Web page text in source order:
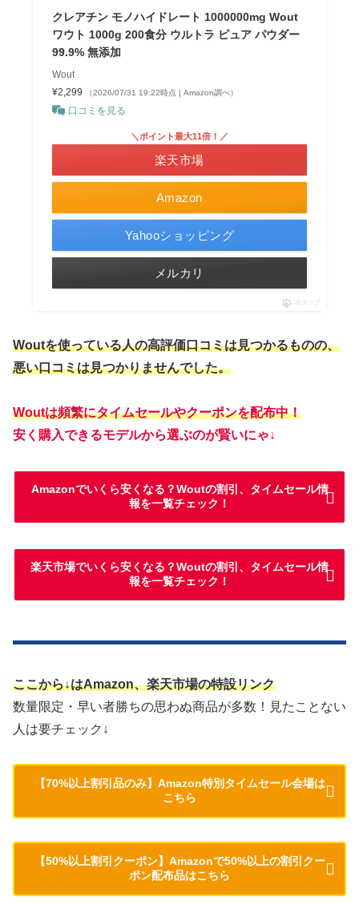
クレアチン モノハイドレート 1000000mg Wout
ワウト 1000g 200食分 ウルトラ ピュア パウダー
99.9% 無添加
Wout
¥2,299
（2026/07/31 19:22時点 | Amazon調べ）
口コミを見る
Amazon
＼ポイント最大11倍！／
楽天市場
Yahooショッピング
メルカリ
ポチップ
Woutを使っている人の高評価口コミは見つかるものの、
悪い口コミは見つかりませんでした。
Woutは頻繁にタイムセールやクーポンを配布中！
安く購入できるモデルから選ぶのが賢いにゃ↓
Amazonでいくら安くなる？Woutの割引、タイムセール情
報を一覧チェック！
楽天市場でいくら安くなる？Woutの割引、タイムセール情
報を一覧チェック！
ここから↓はAmazon、楽天市場の特設リンク
数量限定・早い者勝ちの思わぬ商品が多数！見たことない
人は要チェック↓
【70%以上割引品のみ】Amazon特別タイムセール会場は
こちら
【50%以上割引クーポン】Amazonで50%以上の割引クー
ポン配布品はこちら